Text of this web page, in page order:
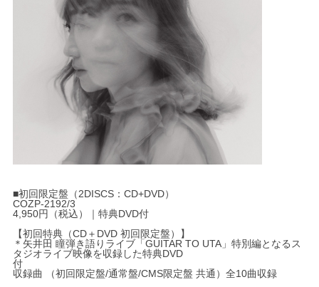
■初回限定盤（2DISCS：CD+DVD）
COZP-2192/3
4,950円（税込）｜特典DVD付
【初回特典（CD＋DVD 初回限定盤）】
＊矢井田 瞳弾き語りライブ「GUITAR TO UTA」特別編となるス
タジオライブ映像を収録した特典DVD
付
収録曲 （初回限定盤/通常盤/CMS限定盤 共通）全10曲収録